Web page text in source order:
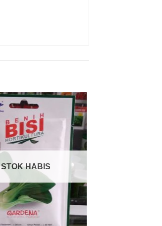
STOK HABIS